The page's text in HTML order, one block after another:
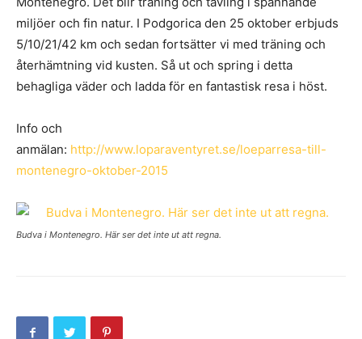
miljöer och fin natur. I Podgorica den 25 oktober erbjuds
5/10/21/42 km och sedan fortsätter vi med träning och
återhämtning vid kusten. Så ut och spring i detta
behagliga väder och ladda för en fantastisk resa i höst.
Info och
anmälan: http://www.loparaventyret.se/loeparresa-till-
montenegro-oktober-2015
Budva i Montenegro. Här ser det inte ut att regna.